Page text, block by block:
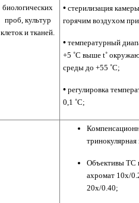
биологических
проб, культур
клеток и тканей.
• стерилизация камеры
горячим воздухом
• температурный
+5 ˚С выше t˚
среды до +55 ˚С;
• регулировка
0,1 ˚С;
тринокулярная
Объективы TC
ахромат 10x/
20x/0.40;